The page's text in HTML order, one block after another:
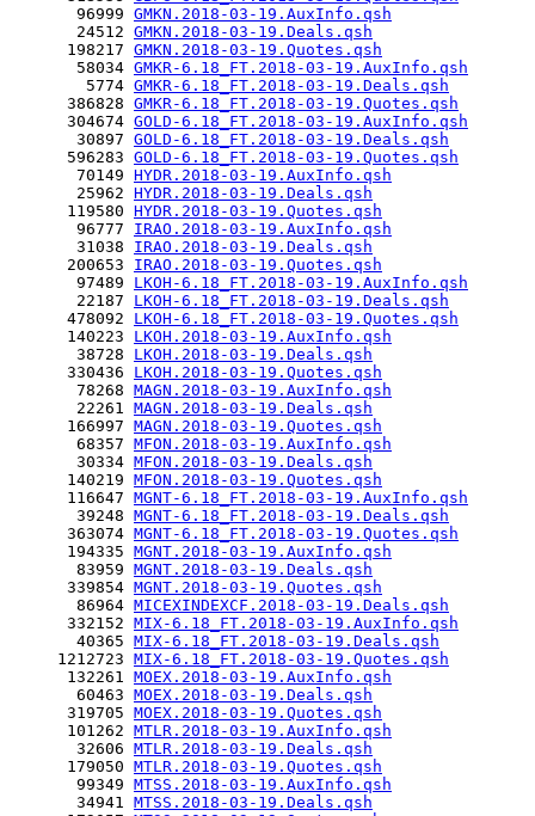
       96999
GMKN.2018-03-19.AuxInfo.qsh
       24512
GMKN.2018-03-19.Deals.qsh
      198217
GMKN.2018-03-19.Quotes.qsh
       58034
GMKR-6.18_FT.2018-03-19.AuxInfo.qsh
        5774
GMKR-6.18_FT.2018-03-19.Deals.qsh
      386828
GMKR-6.18_FT.2018-03-19.Quotes.qsh
      304674
GOLD-6.18_FT.2018-03-19.AuxInfo.qsh
       30897
GOLD-6.18_FT.2018-03-19.Deals.qsh
      596283
GOLD-6.18_FT.2018-03-19.Quotes.qsh
       70149
HYDR.2018-03-19.AuxInfo.qsh
       25962
HYDR.2018-03-19.Deals.qsh
      119580
HYDR.2018-03-19.Quotes.qsh
       96777
IRAO.2018-03-19.AuxInfo.qsh
       31038
IRAO.2018-03-19.Deals.qsh
      200653
IRAO.2018-03-19.Quotes.qsh
       97489
LKOH-6.18_FT.2018-03-19.AuxInfo.qsh
       22187
LKOH-6.18_FT.2018-03-19.Deals.qsh
      478092
LKOH-6.18_FT.2018-03-19.Quotes.qsh
      140223
LKOH.2018-03-19.AuxInfo.qsh
       38728
LKOH.2018-03-19.Deals.qsh
      330436
LKOH.2018-03-19.Quotes.qsh
       78268
MAGN.2018-03-19.AuxInfo.qsh
       22261
MAGN.2018-03-19.Deals.qsh
      166997
MAGN.2018-03-19.Quotes.qsh
       68357
MFON.2018-03-19.AuxInfo.qsh
       30334
MFON.2018-03-19.Deals.qsh
      140219
MFON.2018-03-19.Quotes.qsh
      116647
MGNT-6.18_FT.2018-03-19.AuxInfo.qsh
       39248
MGNT-6.18_FT.2018-03-19.Deals.qsh
      363074
MGNT-6.18_FT.2018-03-19.Quotes.qsh
      194335
MGNT.2018-03-19.AuxInfo.qsh
       83959
MGNT.2018-03-19.Deals.qsh
      339854
MGNT.2018-03-19.Quotes.qsh
       86964
MICEXINDEXCF.2018-03-19.Deals.qsh
      332152
MIX-6.18_FT.2018-03-19.AuxInfo.qsh
       40365
MIX-6.18_FT.2018-03-19.Deals.qsh
     1212723
MIX-6.18_FT.2018-03-19.Quotes.qsh
      132261
MOEX.2018-03-19.AuxInfo.qsh
       60463
MOEX.2018-03-19.Deals.qsh
      319705
MOEX.2018-03-19.Quotes.qsh
      101262
MTLR.2018-03-19.AuxInfo.qsh
       32606
MTLR.2018-03-19.Deals.qsh
      179050
MTLR.2018-03-19.Quotes.qsh
       99349
MTSS.2018-03-19.AuxInfo.qsh
       34941
MTSS.2018-03-19.Deals.qsh